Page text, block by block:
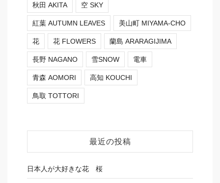
秋田 AKITA 空 SKY
紅葉 AUTUMN LEAVES 美山町 MIYAMA-CHO
花 花 FLOWERS 蘭島 ARARAGIJIMA
長野 NAGANO 雪SNOW 電車
青森 AOMORI 高知 KOUCHI
鳥取 TOTTORI
最近の投稿
日本人が大好きな花 桜